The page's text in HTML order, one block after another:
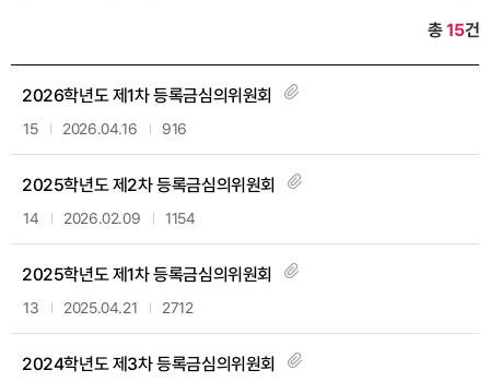
총15건
15
2026학년도 제1차 등록금심의위원회
2026.04.16 916
14
2025학년도 제2차 등록금심의위원회
2026.02.09 1154
13
2025학년도 제1차 등록금심의위원회
2025.04.21 2712
2024학년도 제3차 등록금심의위원회